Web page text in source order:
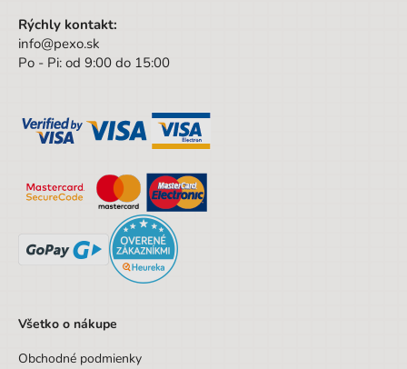
Rýchly kontakt:
info@pexo.sk
Po - Pi: od 9:00 do 15:00
Všetko o nákupe
Obchodné podmienky